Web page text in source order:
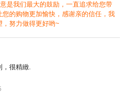
是我们最大的鼓励，一直追求给您带
您的购物更加愉快，感谢亲的信任，我
努力做得更好哟~
，很精緻.